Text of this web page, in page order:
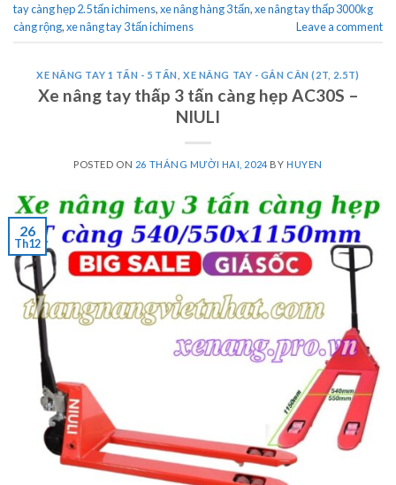
tay càng hẹp 2.5 tấn ichimens,xe nâng hàng 3 tấn,xe nâng tay thấp 3000kg
càng rộng,xe nâng tay 3 tấn ichimens Leave a comment
XE NÂNG TAY 1 TẤN - 5 TẤN ,XE NÂNG TAY - GẮN CÂN (2T, 2.5T)
Xe nâng tay thấp 3 tấn càng hẹp AC30S –
NIULI
POSTED ON 26 THÁNG MƯỜI HAI, 2024 BY HUYEN
26
Th12